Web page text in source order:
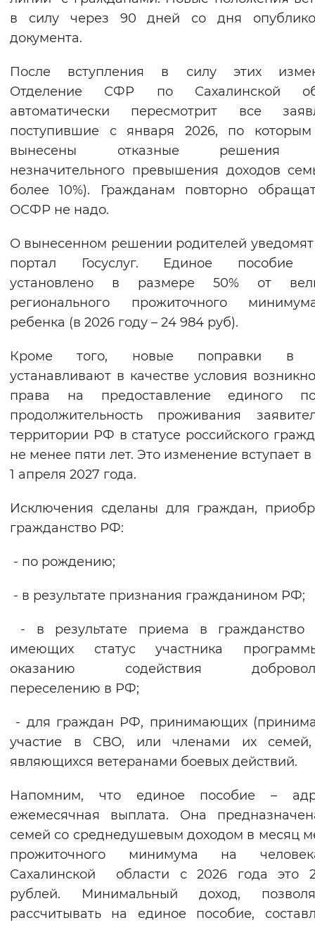
Включены Выключены
Воспроизвести Остановить
Вернуть стандартные настройки
в силу через 90 дней со дня
документа.
После вступления в силу этих
Отделение СФР по Сахалинской
автоматически пересмотрит все
поступившие с января 2026, по
вынесены отказные решения
незначительного превышения доходов
более 10%). Гражданам повторно
ОСФР не надо.
О вынесенном решении родителей уведомят
портал Госуслуг. Единое пособие
установлено в размере 50% от
регионального прожиточного
ребенка (в 2026 году – 24 984 руб).
Кроме того, новые поправки в
устанавливают в качестве условия
права на предоставление единого
продолжительность проживания
территории РФ в статусе российского
не менее пяти лет. Это изменение вступает в
1 апреля 2027 года.
Исключения сделаны для граждан,
гражданство РФ:
- по рождению;
- в результате признания гражданином РФ;
- в результате приема в
имеющих статус участника
оказанию содействия
переселению в РФ;
- для граждан РФ, принимающих
участие в СВО, или членами их
являющихся ветеранами боевых действий.
Напомним, что единое пособие –
ежемесячная выплата. Она
семей со среднедушевым доходом в месяц
прожиточного минимума на
Сахалинской области с 2026 года это
рублей. Минимальный доход,
рассчитывать на единое пособие,